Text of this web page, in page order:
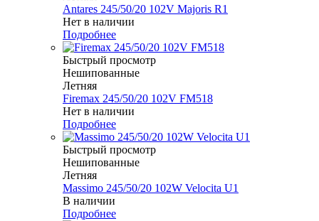
Antares 245/50/20 102V Majoris R1
Нет в наличии
Подробнее
Быстрый просмотр
Нешипованные
Летняя
Firemax 245/50/20 102V FM518
Нет в наличии
Подробнее
Быстрый просмотр
Нешипованные
Летняя
Massimo 245/50/20 102W Velocita U1
В наличии
Подробнее